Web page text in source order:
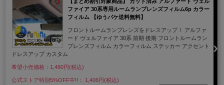
ファイア 30系専用ルームランプレンズフィルム6p カラー
フィルム 【ゆうパケ送料無料】
フロントルームランプレンズをドレスアップ！ アルファ
ード ヴェルファイア 30系 前期 後期 フロントルームラン
プレンズフィルム カラーフィルム ステッカー アクセント
ドレスアップ カスタム
希望小売価格：1,480円(税込)
公式ストア特別5%OFF中!!： 1,406円(税込)